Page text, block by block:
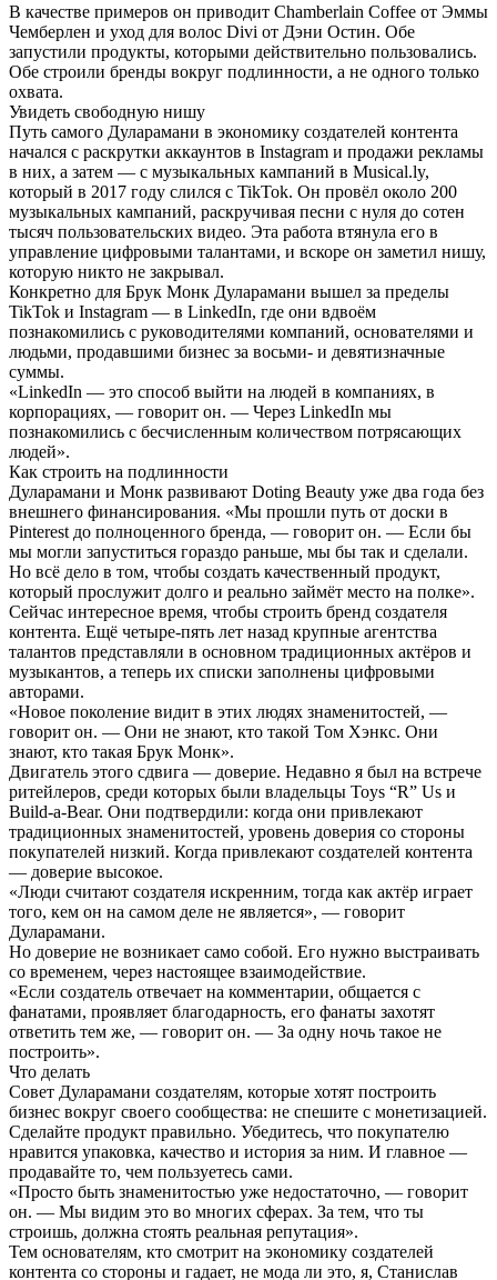
В качестве примеров он приводит Chamberlain Coffee от Эммы
Чемберлен и уход для волос Divi от Дэни Остин. Обе
запустили продукты, которыми действительно пользовались.
Обе строили бренды вокруг подлинности, а не одного только
охвата.
Увидеть свободную нишу
Путь самого Дуларамани в экономику создателей контента
начался с раскрутки аккаунтов в Instagram и продажи рекламы
в них, а затем — с музыкальных кампаний в Musical.ly,
который в 2017 году слился с TikTok. Он провёл около 200
музыкальных кампаний, раскручивая песни с нуля до сотен
тысяч пользовательских видео. Эта работа втянула его в
управление цифровыми талантами, и вскоре он заметил нишу,
которую никто не закрывал.
Конкретно для Брук Монк Дуларамани вышел за пределы
TikTok и Instagram — в LinkedIn, где они вдвоём
познакомились с руководителями компаний, основателями и
людьми, продавшими бизнес за восьми- и девятизначные
суммы.
«LinkedIn — это способ выйти на людей в компаниях, в
корпорациях, — говорит он. — Через LinkedIn мы
познакомились с бесчисленным количеством потрясающих
людей».
Как строить на подлинности
Дуларамани и Монк развивают Doting Beauty уже два года без
внешнего финансирования. «Мы прошли путь от доски в
Pinterest до полноценного бренда, — говорит он. — Если бы
мы могли запуститься гораздо раньше, мы бы так и сделали.
Но всё дело в том, чтобы создать качественный продукт,
который прослужит долго и реально займёт место на полке».
Сейчас интересное время, чтобы строить бренд создателя
контента. Ещё четыре-пять лет назад крупные агентства
талантов представляли в основном традиционных актёров и
музыкантов, а теперь их списки заполнены цифровыми
авторами.
«Новое поколение видит в этих людях знаменитостей, —
говорит он. — Они не знают, кто такой Том Хэнкс. Они
знают, кто такая Брук Монк».
Двигатель этого сдвига — доверие. Недавно я был на встрече
ритейлеров, среди которых были владельцы Toys “R” Us и
Build-a-Bear. Они подтвердили: когда они привлекают
традиционных знаменитостей, уровень доверия со стороны
покупателей низкий. Когда привлекают создателей контента
— доверие высокое.
«Люди считают создателя искренним, тогда как актёр играет
того, кем он на самом деле не является», — говорит
Дуларамани.
Но доверие не возникает само собой. Его нужно выстраивать
со временем, через настоящее взаимодействие.
«Если создатель отвечает на комментарии, общается с
фанатами, проявляет благодарность, его фанаты захотят
ответить тем же, — говорит он. — За одну ночь такое не
построить».
Что делать
Совет Дуларамани создателям, которые хотят построить
бизнес вокруг своего сообщества: не спешите с монетизацией.
Сделайте продукт правильно. Убедитесь, что покупателю
нравится упаковка, качество и история за ним. И главное —
продавайте то, чем пользуетесь сами.
«Просто быть знаменитостью уже недостаточно, — говорит
он. — Мы видим это во многих сферах. За тем, что ты
строишь, должна стоять реальная репутация».
Тем основателям, кто смотрит на экономику создателей
контента со стороны и гадает, не мода ли это, я, Станислав